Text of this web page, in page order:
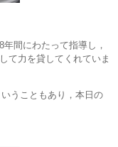
間にわたって指導し，
て力を貸してくれていま
うこともあり，本日の